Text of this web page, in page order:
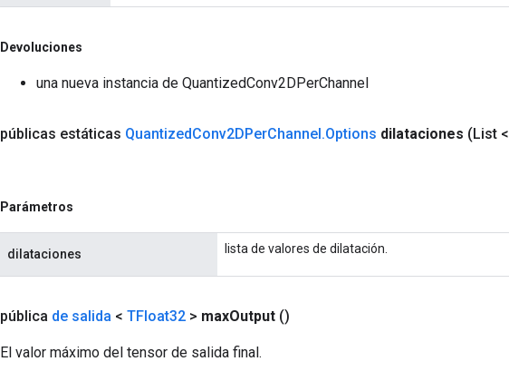
Devoluciones
una nueva instancia de QuantizedConv2DPerChannel
públicas estáticas QuantizedConv2DPerChannel.Options dilataciones (List
Parámetros
dilataciones lista de valores de dilatación.
pública de salida < TFloat32 > maxOutput ()
El valor máximo del tensor de salida final.